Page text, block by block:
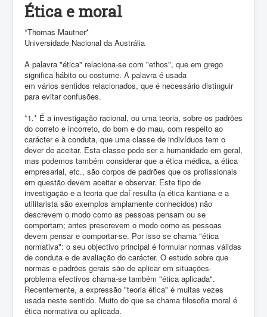
Ética e moral
*Thomas Mautner*
Universidade Nacional da Austrália
A palavra "ética" relaciona-se com "ethos", que em grego
significa hábito ou costume. A palavra é usada
em vários sentidos relacionados, que é necessário distinguir
para evitar confusões.
*1.* É a investigação racional, ou uma teoria, sobre os padrões
do correto e incorreto, do bom e do mau, com respeito ao
carácter e à conduta, que uma classe de indivíduos tem o
dever de aceitar. Esta classe pode ser a humanidade em geral,
mas podemos também considerar que a ética médica, a ética
empresarial, etc., são corpos de padrões que os profissionais
em questão devem aceitar e observar. Este tipo de
investigação e a teoria que daí resulta (a ética kantiana e a
utilitarista são exemplos amplamente conhecidos) não
descrevem o modo como as pessoas pensam ou se
comportam; antes prescrevem o modo como as pessoas
devem pensar e comportar-se. Por isso se chama "ética
normativa": o seu objectivo principal é formular normas válidas
de conduta e de avaliação do carácter. O estudo sobre que
normas e padrões gerais são de aplicar em situações-
problema efectivos chama-se também "ética aplicada".
Recentemente, a expressão "teoria ética" é muitas vezes
usada neste sentido. Muito do que se chama filosofia moral é
ética normativa ou aplicada.